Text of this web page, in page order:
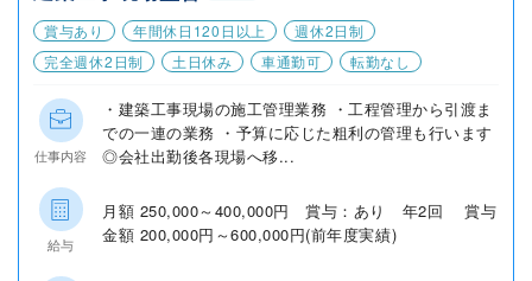
賞与あり
年間休日120日以上
週休2日制
完全週休2日制
土日休み 車通勤可 転勤なし
仕事内容
・建築工事現場の施工管理業務 ・工程管理から引渡ま
での一連の業務 ・予算に応じた粗利の管理も行います
◎会社出勤後各現場へ移...
給与
月額 250,000～400,000円 賞与：あり 年2回 賞与
金額 200,000円～600,000円(前年度実績)